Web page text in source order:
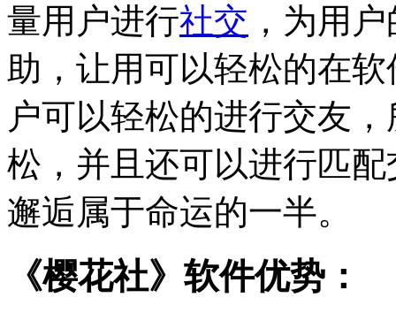
量用户进行社交 ，为用
助，让用可以轻松的在
户可以轻松的进行交友
松，并且还可以进行匹
邂逅属于命运的一半。
《樱花社》软件优势：